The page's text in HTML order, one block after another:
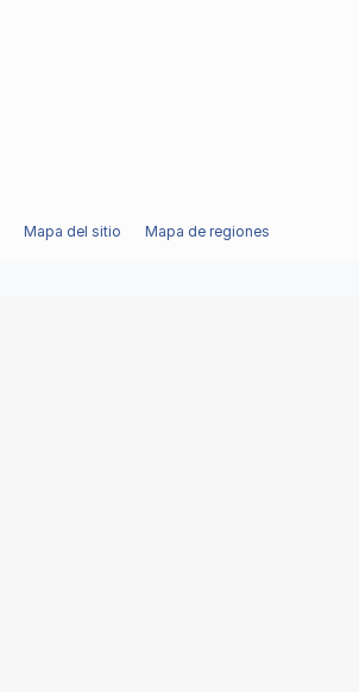
Mapa del sitio Mapa de regiones